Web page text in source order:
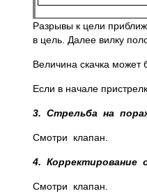
Разрывы к цели
в цель. Далее вилку
Величина скачка может
Если в начале
3. Стрельба на
Смотри клапан.
4. Корректирование
Смотри клапан.